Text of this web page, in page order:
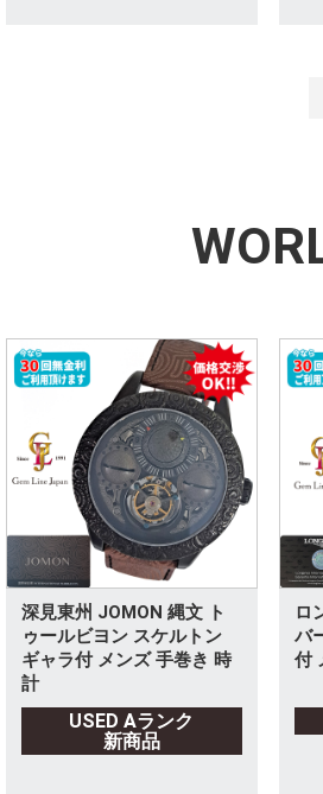
深見東州 JOMON 縄文 ト
ゥールビヨン スケルトン
ギャラ付 メンズ 手巻き 時
計
USED Aランク
新商品
ロ
バ
付